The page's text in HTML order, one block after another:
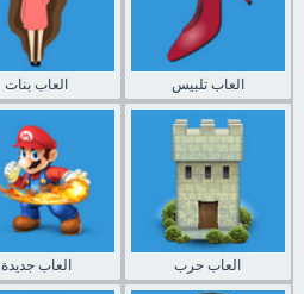
العاب بنات العاب تلبيس
العاب جديدة العاب حرب